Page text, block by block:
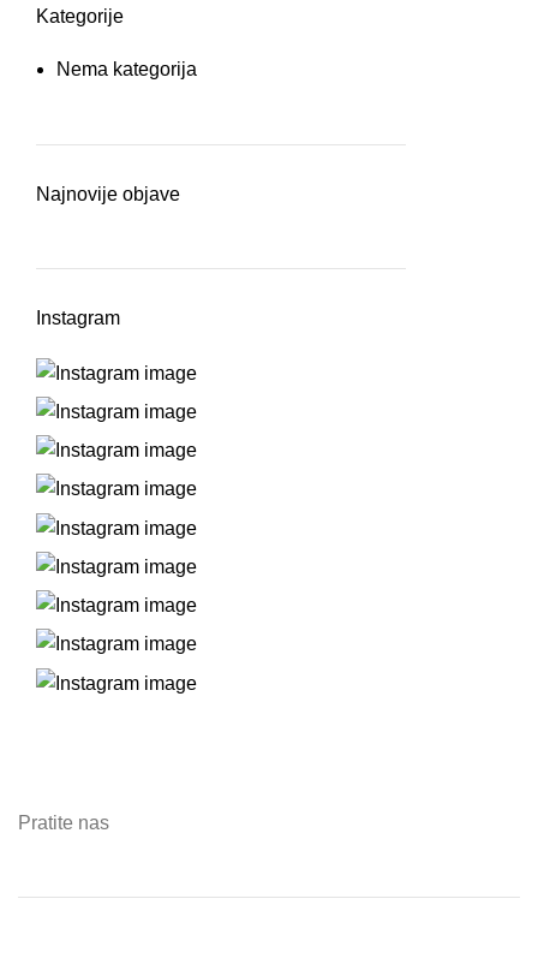
Kategorije
Nema kategorija
Najnovije objave
Instagram
Pratite nas